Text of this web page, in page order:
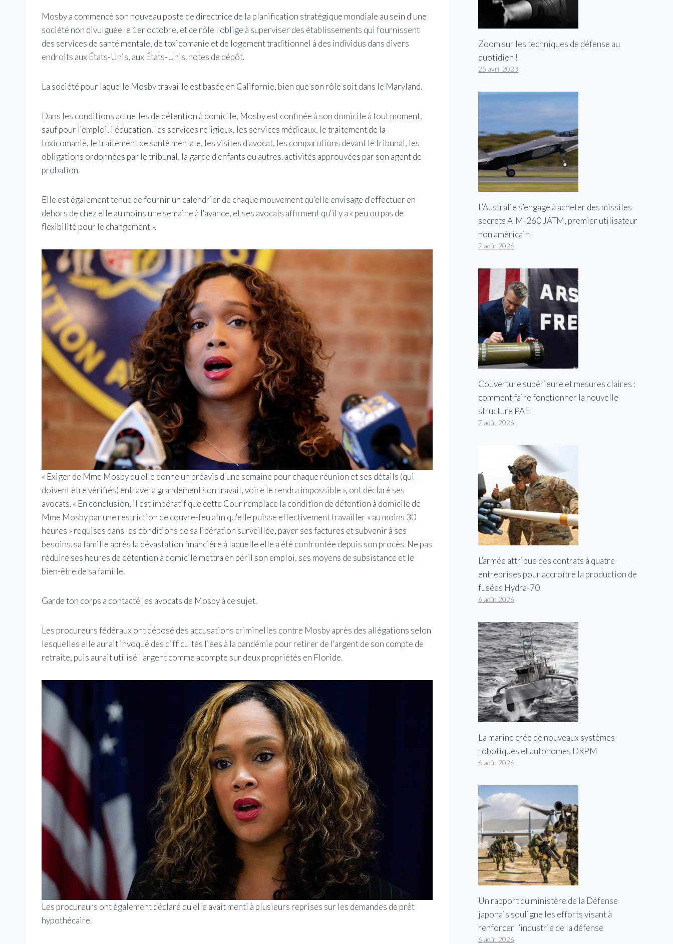
Mosby a commencé son nouveau poste de directrice de la planification stratégique mondiale au sein d'une
société non divulguée le 1er octobre, et ce rôle l'oblige à superviser des établissements qui fournissent
des services de santé mentale, de toxicomanie et de logement traditionnel à des individus dans divers
endroits aux États-Unis, aux États-Unis. notes de dépôt.
La société pour laquelle Mosby travaille est basée en Californie, bien que son rôle soit dans le Maryland.
Dans les conditions actuelles de détention à domicile, Mosby est confinée à son domicile à tout moment,
sauf pour l'emploi, l'éducation, les services religieux, les services médicaux, le traitement de la
toxicomanie, le traitement de santé mentale, les visites d'avocat, les comparutions devant le tribunal, les
obligations ordonnées par le tribunal, la garde d'enfants ou autres. activités approuvées par son agent de
probation.
Elle est également tenue de fournir un calendrier de chaque mouvement qu'elle envisage d'effectuer en
dehors de chez elle au moins une semaine à l'avance, et ses avocats affirment qu'il y a « peu ou pas de
flexibilité pour le changement ».
« Exiger de Mme Mosby qu'elle donne un préavis d'une semaine pour chaque réunion et ses détails (qui
doivent être vérifiés) entravera grandement son travail, voire le rendra impossible », ont déclaré ses
avocats. « En conclusion, il est impératif que cette Cour remplace la condition de détention à domicile de
Mme Mosby par une restriction de couvre-feu afin qu'elle puisse effectivement travailler « au moins 30
heures » requises dans les conditions de sa libération surveillée, payer ses factures et subvenir à ses
besoins. sa famille après la dévastation financière à laquelle elle a été confrontée depuis son procès. Ne pas
réduire ses heures de détention à domicile mettra en péril son emploi, ses moyens de subsistance et le
bien-être de sa famille.
Garde ton corps a contacté les avocats de Mosby à ce sujet.
Les procureurs fédéraux ont déposé des accusations criminelles contre Mosby après des allégations selon
lesquelles elle aurait invoqué des difficultés liées à la pandémie pour retirer de l'argent de son compte de
retraite, puis aurait utilisé l'argent comme acompte sur deux propriétés en Floride.
Les procureurs ont également déclaré qu'elle avait menti à plusieurs reprises sur les demandes de prêt
hypothécaire.
Zoom sur les techniques de défense au
quotidien !
25 avril 2023
L’Australie s’engage à acheter des missiles
secrets AIM-260 JATM, premier utilisateur
non américain
7 août 2026
Couverture supérieure et mesures claires :
comment faire fonctionner la nouvelle
structure PAE
7 août 2026
L’armée attribue des contrats à quatre
entreprises pour accroître la production de
fusées Hydra-70
6 août 2026
La marine crée de nouveaux systèmes
robotiques et autonomes DRPM
6 août 2026
Un rapport du ministère de la Défense
japonais souligne les efforts visant à
renforcer l’industrie de la défense
6 août 2026